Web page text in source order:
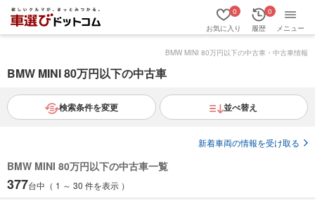
お気に入り
0
履歴
0
メニュー
BMW MINI 80万円以下の中古車・中古車情報
BMW MINI 80万円以下の中古車
検索条件を変更 並べ替え
新着車両の情報を受け取る
BMW MINI 80万円以下の中古車一覧
377台中（ 1 ～ 30 件を表示 ）